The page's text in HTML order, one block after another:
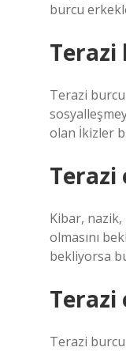
burcu
Terazi
Terazi
olan İkizler
Terazi
Kibar,
olmasını
bekliyorsa
Terazi
Terazi